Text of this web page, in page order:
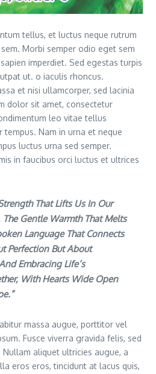
tellus, et luctus neque rutrum
Morbi semper odio eget sem
imperdiet. Sed egestas turpis
ut. o iaculis rhoncus.
et nisi ullamcorper, sed lacinia
dolor sit amet, consectetur
leo vitae tellus
Nam in urna et neque
luctus urna sed semper.
in faucibus orci luctus et ultrices
That Lifts Us In Our
Gentle Warmth That Melts
Language That Connects
Perfection But About
Embracing Life’s
With Hearts Wide Open
massa augue, porttitor vel
Fusce viverra gravida felis, sed
aliquet ultricies augue, a
eros eros, tincidunt at lacus quis,